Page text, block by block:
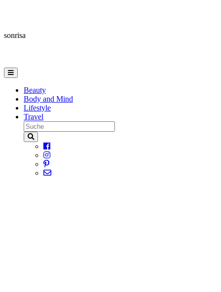
sonrisa
Beauty
Body and Mind
Lifestyle
Travel